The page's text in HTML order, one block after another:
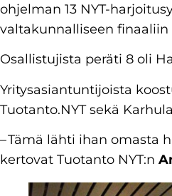
ohjelman 13 NYT-
valtakunnalliseen
Osallistujista peräti 8 oli
Yritysasiantuntijoista
Tuotanto.NYT sekä
– Tämä lähti ihan omasta
kertovat Tuotanto NYT:n